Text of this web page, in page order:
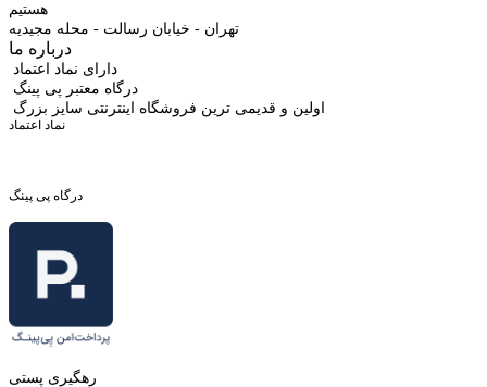
هستیم
تهران - خیابان رسالت - محله مجیدیه
درباره ما
دارای نماد اعتماد
درگاه معتبر پی پینگ
اولین و قدیمی ترین فروشگاه اینترنتی سایز بزرگ
نماد اعتماد
درگاه پی پینگ
رهگیری پستی